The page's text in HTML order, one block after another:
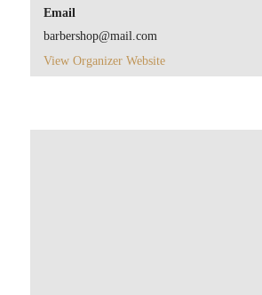
Email
barbershop@mail.com
View Organizer Website